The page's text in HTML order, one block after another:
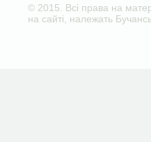
© 2015. Всі права на
на сайті, належать